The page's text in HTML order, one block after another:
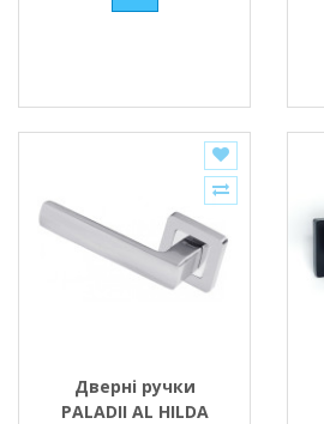
Дверні ручки
PALADII AL HILDA